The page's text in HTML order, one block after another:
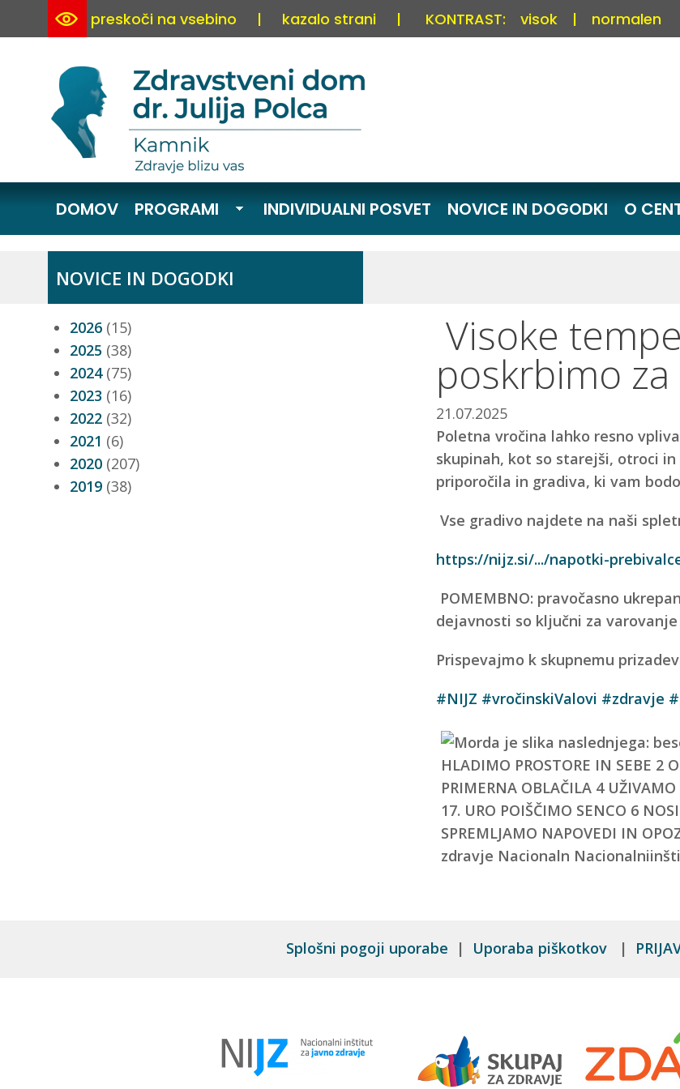
preskoči na vsebino | kazalo strani | KONTRAST: visok | normalen
DOMOV PROGRAMI INDIVIDUALNI POSVET NOVICE IN DOGODKI O
NOVICE IN DOGODKI
2026 (15)
2025 (38)
2024(75)
2023 (16)
2022 (32)
2021 (6)
2020 (207)
2019 (38)
Visoke
poskrbimo
21.07.2025
Poletna vročina lahko resno
skupinah, kot so starejši, otroci
priporočila in gradiva, ki vam
Vse gradivo najdete na naši
https://nijz.si/.../napotki-
POMEMBNO: pravočasno
dejavnosti so ključni za
Prispevajmo k skupnemu
#NIJZ #vročinskiValovi #zdravje
Splošni pogoji uporabe | Uporaba piškotkov |